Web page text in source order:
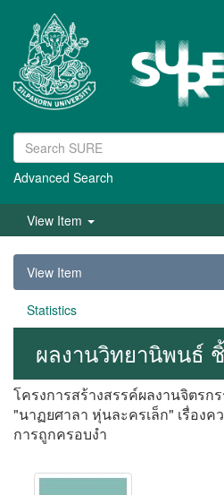
Advanced Search
View Item
View Item
Statistics
ผลงานวิทยานิพนธ์
โครงการสร้างสรรค์ผลงานจิตรก
"นาฏยศาลา หุ่นละครเล็ก" เรื่อง
การถูกครอบงำ